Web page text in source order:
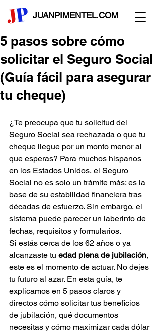
JUANPIMENTEL.COM
5 pasos sobre cómo
solicitar el Seguro Social
(Guía fácil para asegurar
tu cheque)
¿Te preocupa que tu solicitud del
Seguro Social sea rechazada o que tu
cheque llegue por un monto menor al
que esperas? Para muchos hispanos
en los Estados Unidos, el Seguro
Social no es solo un trámite más; es la
base de su estabilidad financiera tras
décadas de esfuerzo. Sin embargo, el
sistema puede parecer un laberinto de
fechas, requisitos y formularios.
Si estás cerca de los 62 años o ya
alcanzaste tu edad plena de jubilación,
este es el momento de actuar. No dejes
tu futuro al azar. En esta guía, te
explicamos en 5 pasos claros y
directos cómo solicitar tus beneficios
de jubilación, qué documentos
necesitas y cómo maximizar cada dólar